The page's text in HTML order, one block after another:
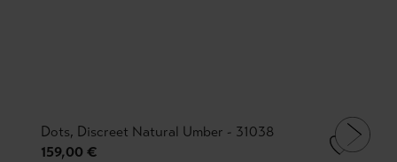
Dots, Discreet Natural Umber - 31038
159,00 €